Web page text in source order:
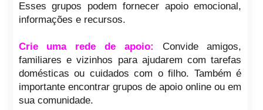
Esses grupos podem fornecer apoio emocional,
informações e recursos.
Crie uma rede de apoio: Convide amigos,
familiares e vizinhos para ajudarem com tarefas
domésticas ou cuidados com o filho. Também é
importante encontrar grupos de apoio online ou em
sua comunidade.